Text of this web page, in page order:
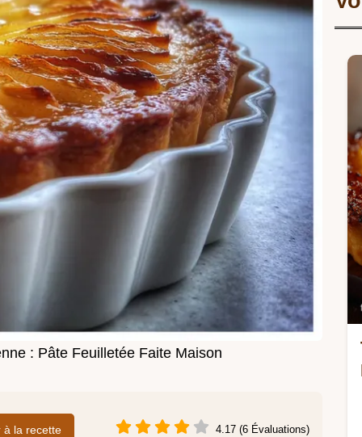
: Pâte Feuilletée Faite Maison
à la recette 4.17 (6 Évaluations)